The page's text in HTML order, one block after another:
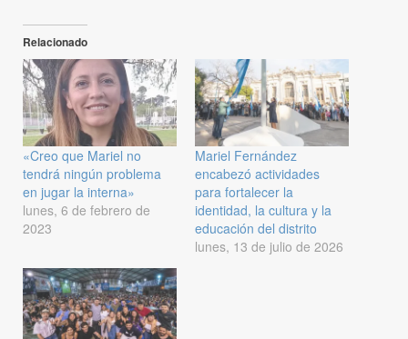
Relacionado
«Creo que Mariel no
tendrá ningún problema
en jugar la interna»
lunes, 6 de febrero de
2023
Mariel Fernández
encabezó actividades
para fortalecer la
identidad, la cultura y la
educación del distrito
lunes, 13 de julio de 2026